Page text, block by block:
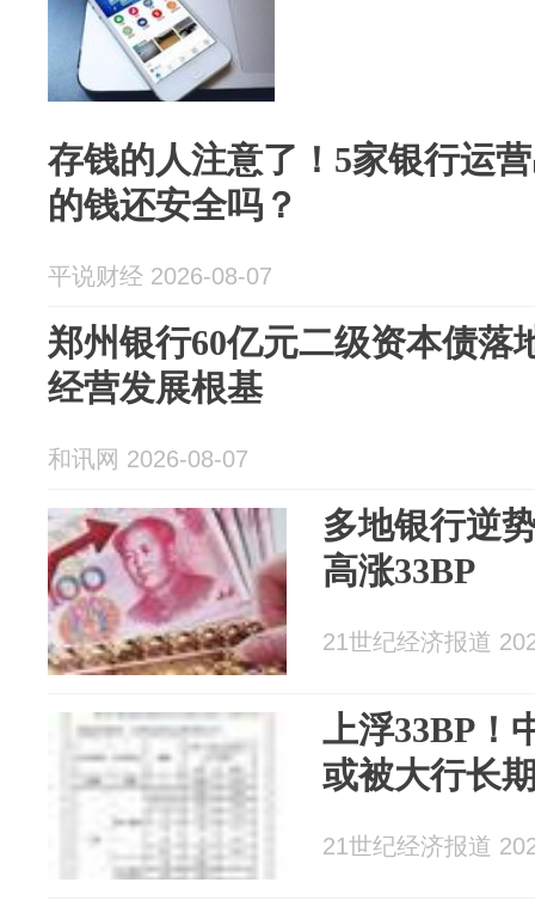
存钱的人注意了！5家银行运
的钱还安全吗？
平说财经 2026-08-07
郑州银行60亿元二级资本债落
经营发展根基
和讯网 2026-08-07
多地银行逆
高涨33BP
21世纪经济报道
上浮33BP！
或被大行长
21世纪经济报道